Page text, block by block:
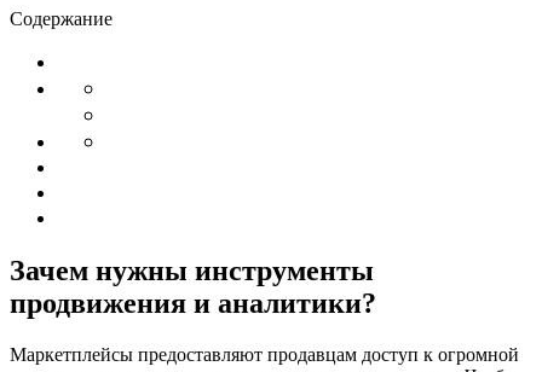
Содержание
Зачем нужны инструменты
продвижения и аналитики?
Маркетплейсы предоставляют продавцам доступ к огромной